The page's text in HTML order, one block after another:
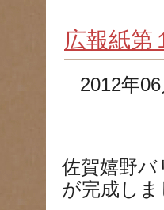
広報紙第
2012年
佐賀嬉野
が完成しま